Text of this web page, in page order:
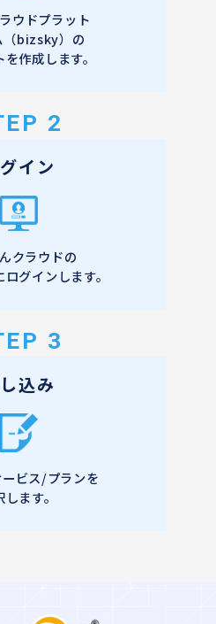
ウドプラット
（bizsky）の
作成します。
2
イン
クラウドの
グインします。
3
込み
ビス/プランを
ます。